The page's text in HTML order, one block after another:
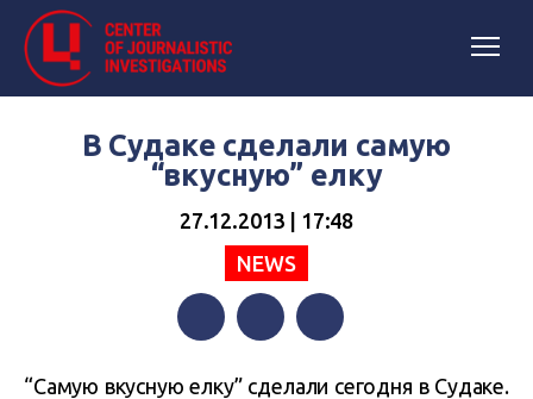
В Судаке сделали самую
“вкусную” елку
27.12.2013 | 17:48
NEWS
“Самую вкусную елку” сделали сегодня в Судаке.